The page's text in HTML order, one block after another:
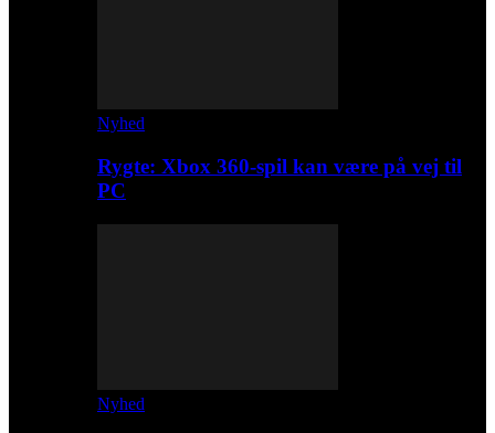
Nyhed
Rygte: Xbox 360-spil kan være på vej til
PC
Nyhed